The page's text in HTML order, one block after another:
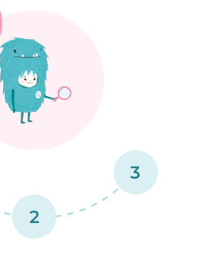
2
3